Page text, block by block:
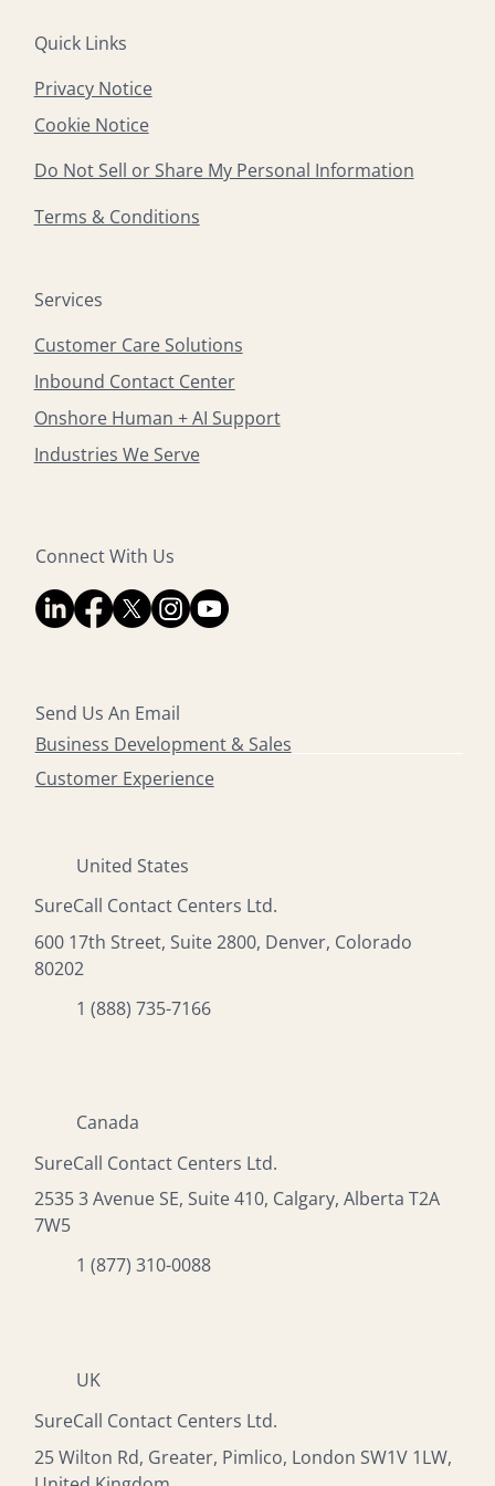
Quick Links
Privacy Notice
Cookie Notice
Do Not Sell or Share My Personal Information
Terms & Conditions
Services
Customer Care Solutions
Inbound Contact Center
Onshore Human + AI Support
Industries We Serve
Connect With Us
Send Us An Email
Business Development & Sales
Customer Experience
United States
SureCall Contact Centers Ltd.
600 17th Street, Suite 2800, Denver, Colorado
80202
1 (888) 735-7166
Canada
SureCall Contact Centers Ltd.
2535 3 Avenue SE, Suite 410, Calgary, Alberta T2A
7W5
1 (877) 310-0088
UK
SureCall Contact Centers Ltd.
25 Wilton Rd, Greater, Pimlico, London SW1V 1LW,